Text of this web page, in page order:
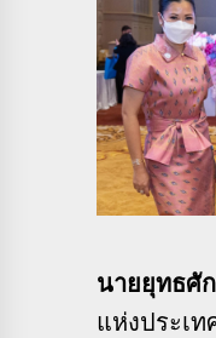
นายยุทธศั
แห่งประ